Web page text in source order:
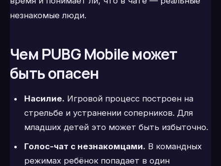
незнакомые люди.
Чем PUBG Mobile может
быть опасен
Насилие. Игровой процесс построен на
стрельбе и устранении соперников. Для
младших детей это может быть избыточно.
Голос-чат с незнакомцами. В командных
режимах ребёнок попадает в один